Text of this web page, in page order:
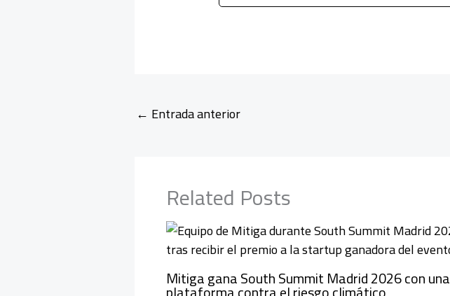
← Entrada anterior
Related Posts
Mitiga gana South Summit Madrid 2026 con una